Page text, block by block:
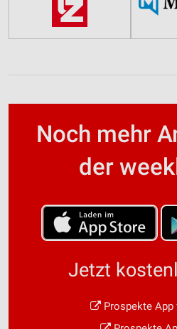
Noch mehr
der
Jetzt
Prospekte App